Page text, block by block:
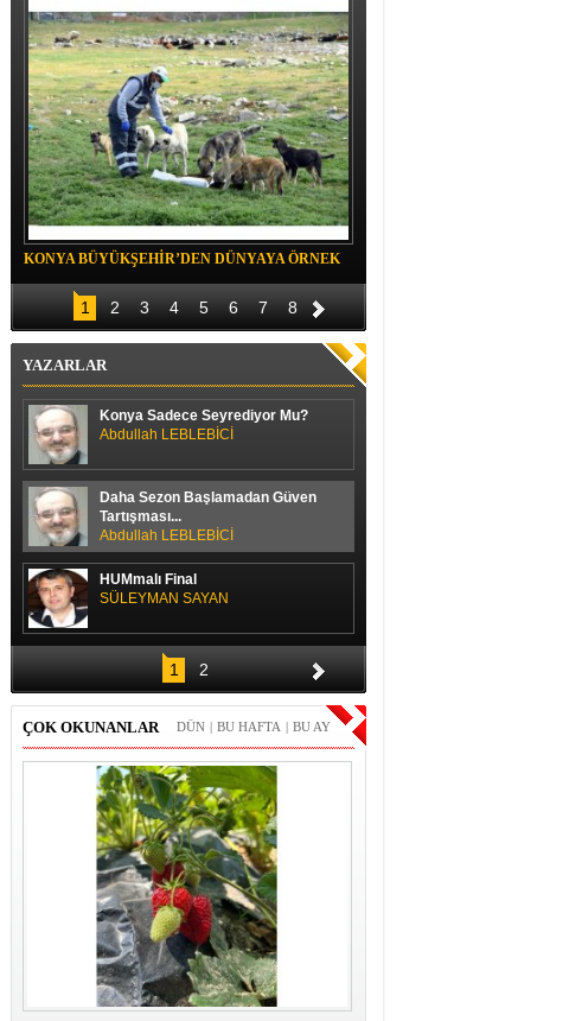
KONYA BÜYÜKŞEHİR’DEN DÜNYAYA ÖRNEK
PROJE
1 2 3 4 5 6 7 8
YAZARLAR
Konya Sadece Seyrediyor Mu?
Abdullah LEBLEBİCİ
Daha Sezon Başlamadan Güven
Tartışması...
Abdullah LEBLEBİCİ
HUMmalı Final
SÜLEYMAN SAYAN
SPOR SOHBETİ
H. Yüksel GÜLAY
1 2
ÇOK OKUNANLAR BU AY
|
BU HAFTA
|
DÜN